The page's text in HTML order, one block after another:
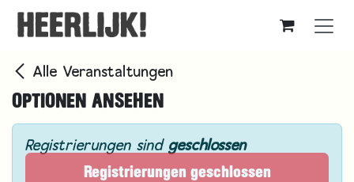
Zum Inhalt springen
Alle Veranstaltungen
OPTIONEN ANSEHEN
Registrierungen sind geschlossen
Registrierungen geschlossen